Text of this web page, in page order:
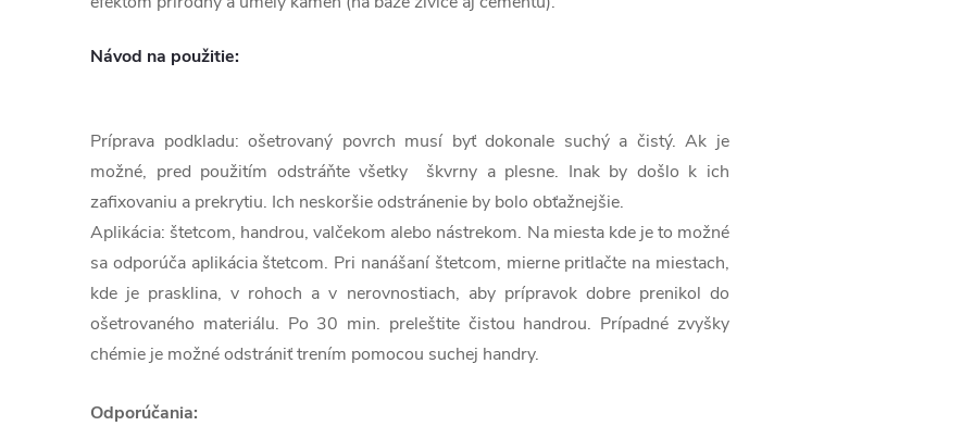
Návod na použitie:
Príprava podkladu: ošetrovaný povrch musí byť dokonale suchý a čistý. Ak je
možné, pred použitím odstráňte všetky škvrny a plesne. Inak by došlo k ich
zafixovaniu a prekrytiu. Ich neskoršie odstránenie by bolo obťažnejšie.
Aplikácia: štetcom, handrou, valčekom alebo nástrekom. Na miesta kde je to možné
sa odporúča aplikácia štetcom. Pri nanášaní štetcom, mierne pritlačte na miestach,
kde je prasklina, v rohoch a v nerovnostiach, aby prípravok dobre prenikol do
ošetrovaného materiálu. Po 30 min. preleštite čistou handrou. Prípadné zvyšky
chémie je možné odstrániť trením pomocou suchej handry.
Odporúčania: